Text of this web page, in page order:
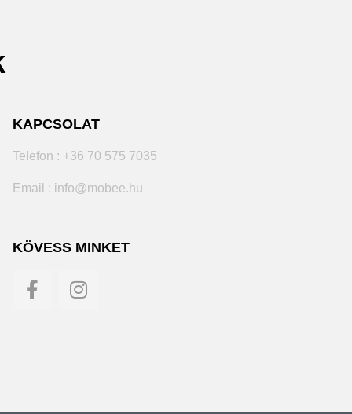
KAPCSOLAT
Telefon : +36 70 575 7035
Email : info@mobee.hu
KÖVESS MINKET